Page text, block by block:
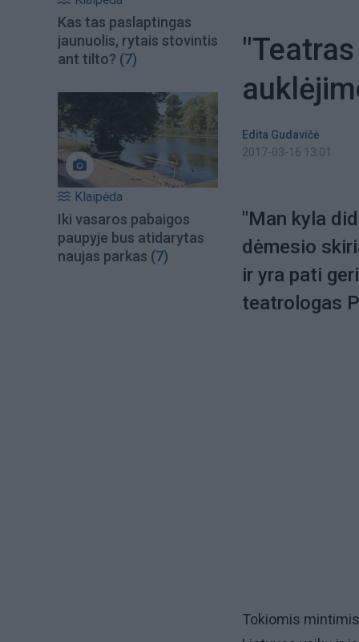
Kas tas paslaptingas
jaunuolis, rytais stovintis
ant tilto? (7)
Klaipėda
Iki vasaros pabaigos
paupyje bus atidarytas
naujas parkas (7)
Edita Gudavičė
2017-03-16 13:01
"Man kyla
dėmesio
ir yra pati
teatrologas
Tokiomis